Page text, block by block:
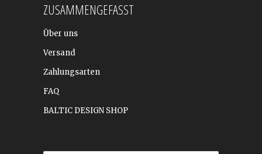
ZUSAMMENGEFASST
Über uns
Versand
Zahlungsarten
FAQ
BALTIC DESIGN SHOP